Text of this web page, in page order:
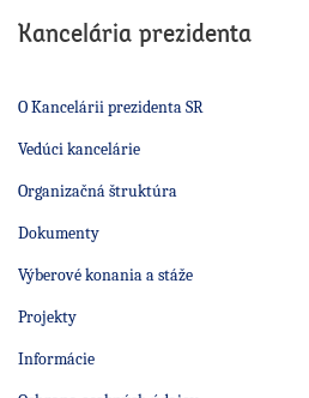
Kancelária prezidenta
O Kancelárii prezidenta SR
Vedúci kancelárie
Organizačná štruktúra
Dokumenty
Výberové konania a stáže
Projekty
Informácie